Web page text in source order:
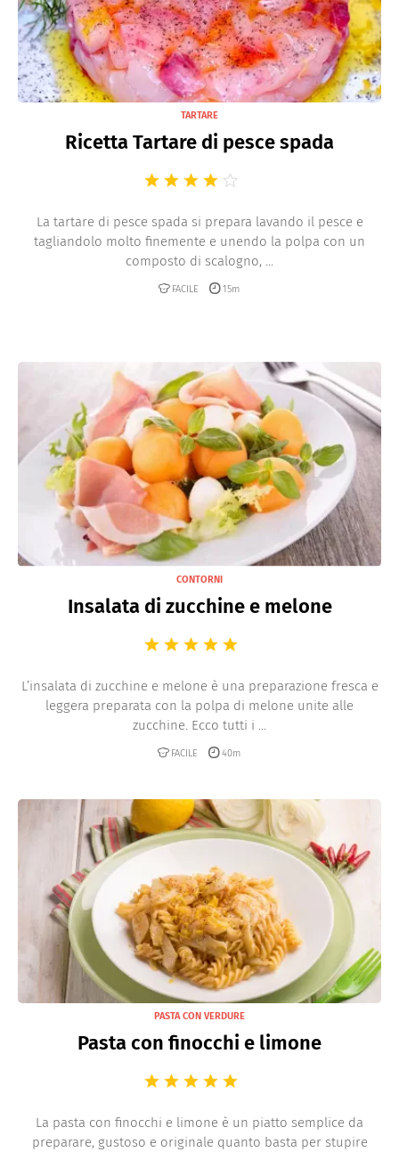
TARTARE
Ricetta Tartare di pesce spada
La tartare di pesce spada si prepara lavando il pesce e
tagliandolo molto finemente e unendo la polpa con un
composto di scalogno, ...
FACILE 15m
CONTORNI
Insalata di zucchine e melone
L’insalata di zucchine e melone è una preparazione fresca e
leggera preparata con la polpa di melone unite alle
zucchine. Ecco tutti i ...
FACILE 40m
PASTA CON VERDURE
Pasta con finocchi e limone
La pasta con finocchi e limone è un piatto semplice da
preparare, gustoso e originale quanto basta per stupire